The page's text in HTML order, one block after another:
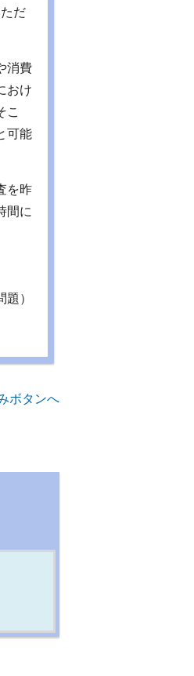
だ
消費
おけ
こ
可能
を昨
間に
）
ボタンへ